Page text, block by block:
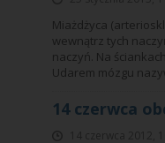
Miażdżyca
wewnątrz tych
naczyń. Na
Udarem mózgu
14 czerwca